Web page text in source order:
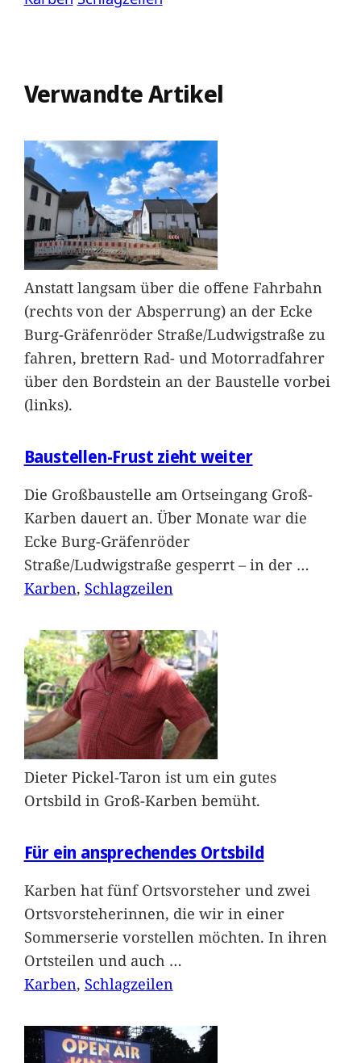
Verwandte Artikel
Anstatt langsam über die offene Fahrbahn
(rechts von der Absperrung) an der Ecke
Burg-Gräfenröder Straße/Ludwigstraße zu
fahren, brettern Rad- und Motorradfahrer
über den Bordstein an der Baustelle vorbei
(links).
Baustellen-Frust zieht weiter
Die Großbaustelle am Ortseingang Groß-
Karben dauert an. Über Monate war die
Ecke Burg-Gräfenröder
Straße/Ludwigstraße gesperrt – in der …
Karben, Schlagzeilen
Dieter Pickel-Taron ist um ein gutes
Ortsbild in Groß-Karben bemüht.
Für ein ansprechendes Ortsbild
Karben hat fünf Ortsvorsteher und zwei
Ortsvorsteherinnen, die wir in einer
Sommerserie vorstellen möchten. In ihren
Ortsteilen und auch …
Karben, Schlagzeilen